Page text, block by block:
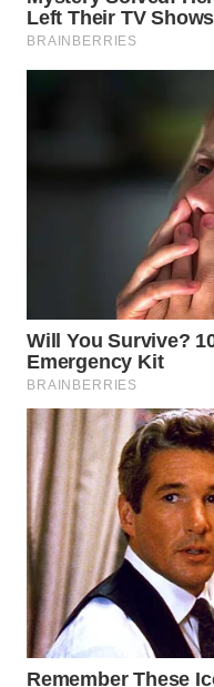
Para que o protetor
lo em temperatura
extremos e de luz
em um banheiro
constante, costuma
Alguns cuidados
verificar no rótulo a
pelo fabricante,
fechado ou na beira
a embalagem. Ao
ou textura, é mais
que a proteção
comprometida de